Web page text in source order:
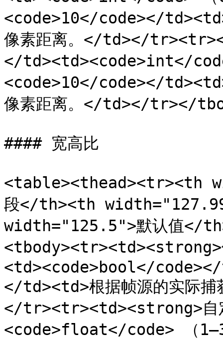
<code>10</code></td><td>
像素距离。</td></
</td><td><code>int</
<code>10</code></td><td>
像素距离。</td></tr></
#### 宽高比
<table><thead><tr><th
段</th><th
width="125.5">默认值</
<td><code>bool</
</td><td>根据帧源的实际捕
</tr><tr><td><strong>自
<code>float</code> （